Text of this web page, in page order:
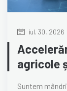
iul. 30, 2026
agricole
Suntem